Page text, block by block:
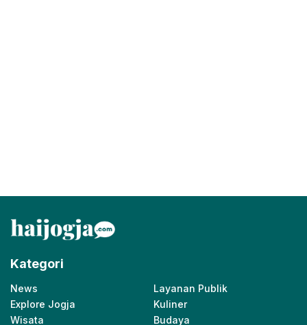
Kategori
News
Layanan Publik
Explore Jogja
Kuliner
Wisata
Budaya